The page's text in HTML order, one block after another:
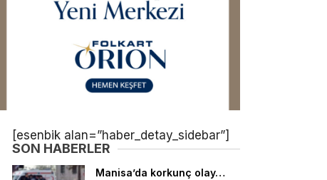
[esenbik alan=”haber_detay_sidebar”]
SON HABERLER
Manisa’da korkunç olay…